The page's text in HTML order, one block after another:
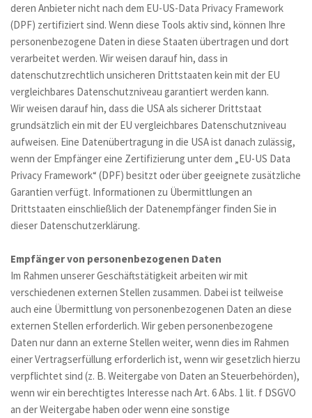
deren Anbieter nicht nach dem EU-US-Data Privacy Framework
(DPF) zertifiziert sind. Wenn diese Tools aktiv sind, können Ihre
personenbezogene Daten in diese Staaten übertragen und dort
verarbeitet werden. Wir weisen darauf hin, dass in
datenschutzrechtlich unsicheren Drittstaaten kein mit der EU
vergleichbares Datenschutzniveau garantiert werden kann.
Wir weisen darauf hin, dass die USA als sicherer Drittstaat
grundsätzlich ein mit der EU vergleichbares Datenschutzniveau
aufweisen. Eine Datenübertragung in die USA ist danach zulässig,
wenn der Empfänger eine Zertifizierung unter dem „EU-US Data
Privacy Framework“ (DPF) besitzt oder über geeignete zusätzliche
Garantien verfügt. Informationen zu Übermittlungen an
Drittstaaten einschließlich der Datenempfänger finden Sie in
dieser Datenschutzerklärung.
Empfänger von personenbezogenen Daten
Im Rahmen unserer Geschäftstätigkeit arbeiten wir mit
verschiedenen externen Stellen zusammen. Dabei ist teilweise
auch eine Übermittlung von personenbezogenen Daten an diese
externen Stellen erforderlich. Wir geben personenbezogene
Daten nur dann an externe Stellen weiter, wenn dies im Rahmen
einer Vertragserfüllung erforderlich ist, wenn wir gesetzlich hierzu
verpflichtet sind (z. B. Weitergabe von Daten an Steuerbehörden),
wenn wir ein berechtigtes Interesse nach Art. 6 Abs. 1 lit. f DSGVO
an der Weitergabe haben oder wenn eine sonstige